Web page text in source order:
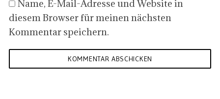
Name, E-Mail-Adresse und Website in
diesem Browser für meinen nächsten
Kommentar speichern.